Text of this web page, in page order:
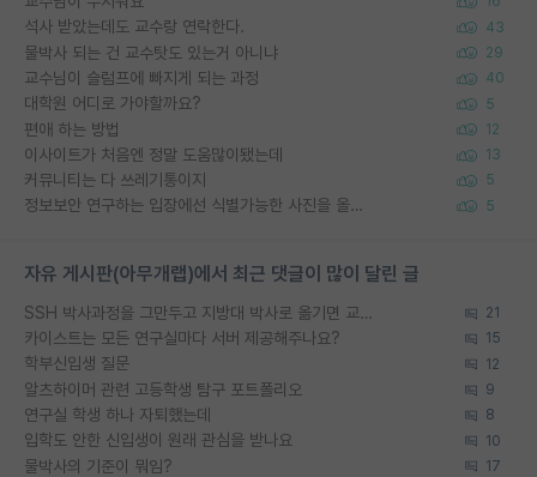
석사 받았는데도 교수랑 연락한다. 43
물박사 되는 건 교수탓도 있는거 아니냐 29
교수님이 슬럼프에 빠지게 되는 과정 40
대학원 어디로 가야할까요? 5
편애 하는 방법 12
이사이트가 처음엔 정말 도움많이됐는데 13
커뮤니티는 다 쓰레기통이지 5
정보보안 연구하는 입장에선 식별가능한 사진을 올리는건 비추이긴함 5
자유 게시판(아무개랩)에서 최근 댓글이 많이 달린 글
SSH 박사과정을 그만두고 지방대 박사로 옮기면 교수의 꿈은 끝일까요? 21
카이스트는 모든 연구실마다 서버 제공해주나요? 15
학부신입생 질문 12
알츠하이머 관련 고등학생 탐구 포트폴리오 9
연구실 학생 하나 자퇴했는데 8
입학도 안한 신입생이 원래 관심을 받나요 10
물박사의 기준이 뭐임? 17